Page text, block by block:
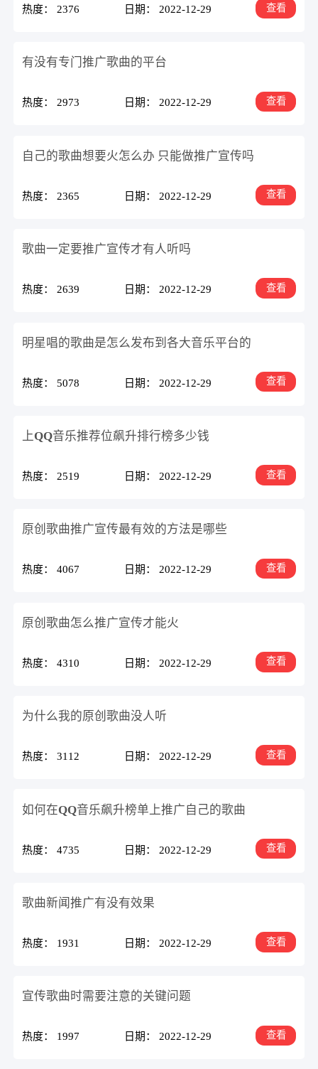
热度： 2376 日期： 2022-12-29 查看
有没有专门推广歌曲的平台
热度： 2973 日期： 2022-12-29 查看
自己的歌曲想要火怎么办 只能做推广宣传吗
热度： 2365 日期： 2022-12-29 查看
歌曲一定要推广宣传才有人听吗
热度： 2639 日期： 2022-12-29 查看
明星唱的歌曲是怎么发布到各大音乐平台的
热度： 5078 日期： 2022-12-29 查看
上QQ音乐推荐位飙升排行榜多少钱
热度： 2519 日期： 2022-12-29 查看
原创歌曲推广宣传最有效的方法是哪些
热度： 4067 日期： 2022-12-29 查看
原创歌曲怎么推广宣传才能火
热度： 4310 日期： 2022-12-29 查看
为什么我的原创歌曲没人听
热度： 3112 日期： 2022-12-29 查看
如何在QQ音乐飙升榜单上推广自己的歌曲
热度： 4735 日期： 2022-12-29 查看
歌曲新闻推广有没有效果
热度： 1931 日期： 2022-12-29 查看
宣传歌曲时需要注意的关键问题
热度： 1997 日期： 2022-12-29 查看